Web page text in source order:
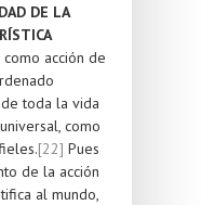
DE LA
acción de
toda la vida
como
[22] Pues
de la acción
al mundo,